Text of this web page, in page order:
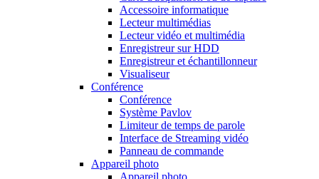
Accessoire informatique
Lecteur multimédias
Lecteur vidéo et multimédia
Enregistreur sur HDD
Enregistreur et échantillonneur
Visualiseur
Conférence
Conférence
Système Pavlov
Limiteur de temps de parole
Interface de Streaming vidéo
Panneau de commande
Appareil photo
Appareil photo